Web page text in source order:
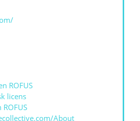
ROFUS
licens
About